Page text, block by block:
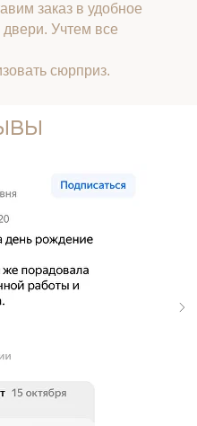
заказ в удобное
Учтем все
сюрприз.